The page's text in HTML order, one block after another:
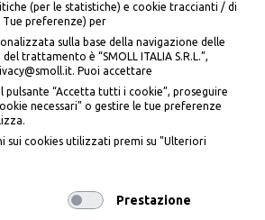
(per le statistiche) e cookie traccianti / di
preferenze) per
sulla base della navigazione delle
trattamento è “SMOLL ITALIA S.R.L.”,
Puoi accettare
“Accetta tutti i cookie”, proseguire
necessari" o gestire le tue preferenze
sui cookies utilizzati premi su "Ulteriori
Prestazione